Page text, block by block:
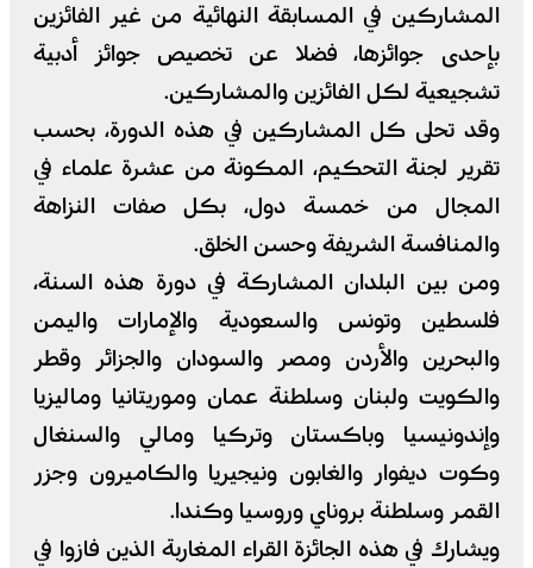
المشاركين في المسابقة النهائية من غير الفائزين
بإحدى جوائزها، فضلا عن تخصيص جوائز أدبية
تشجيعية لكل الفائزين والمشاركين.
وقد تحلى كل المشاركين في هذه الدورة، بحسب
تقرير لجنة التحكيم، المكونة من عشرة علماء في
المجال من خمسة دول، بكل صفات النزاهة
والمنافسة الشريفة وحسن الخلق.
ومن بين البلدان المشاركة في دورة هذه السنة،
فلسطين وتونس والسعودية والإمارات واليمن
والبحرين والأردن ومصر والسودان والجزائر وقطر
والكويت ولبنان وسلطنة عمان وموريتانيا وماليزيا
وإندونيسيا وباكستان وتركيا ومالي والسنغال
وكوت ديفوار والغابون ونيجيريا والكاميرون وجزر
القمر وسلطنة بروناي وروسيا وكندا.
ويشارك في هذه الجائزة القراء المغاربة الذين فازوا في